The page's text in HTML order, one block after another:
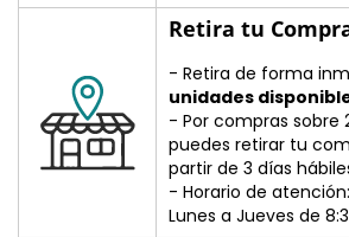
Retira tu
- Retira de forma
unidades
- Por compras sobre
puedes retirar tu
partir de 3 días
- Horario de atención:
Lunes a Jueves de